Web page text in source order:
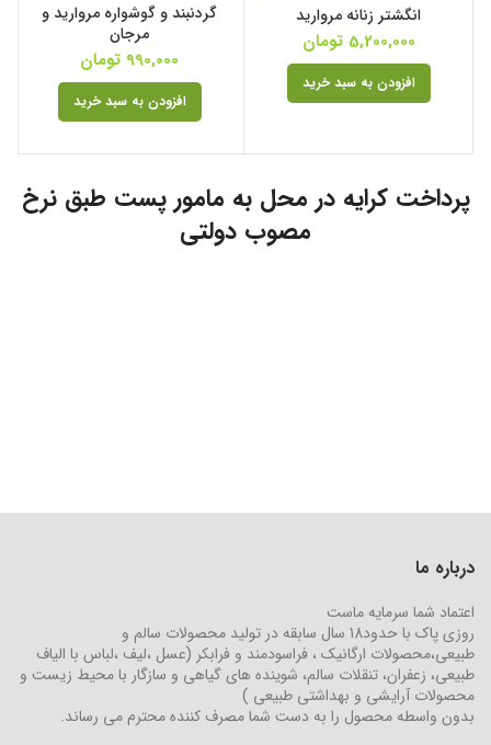
انگشتر زنانه مروارید
5,200,000 تومان
افزودن به سبد خرید
گردنبند و گوشواره مروارید و
مرجان
990,000 تومان
افزودن به سبد خرید
پرداخت کرایه در محل به مامور پست طبق نرخ
مصوب دولتی
درباره ما
اعتماد شما سرمایه ماست
روزی پاک با حدود18 سال سابقه در تولید محصولات سالم و
طبیعی،محصولات ارگانیک ، فراسودمند و فرابکر (عسل ،لیف ،لباس با الیاف
طبیعی، زعفران، تنقلات سالم، شوینده های گیاهی و سازگار با محیط زیست و
محصولات آرایشی و بهداشتی طبیعی )
بدون واسطه محصول را به دست شما مصرف کننده محترم می رساند.